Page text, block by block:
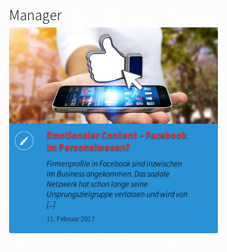
Manager
Emotionaler Content – Facebook
im Personalwesen?
Firmenprofile in Facebook sind inzwischen
im Business angekommen. Das soziale
Netzwerk hat schon lange seine
Ursprungszielgruppe verlassen und wird von
[...]
11. Februar 2017